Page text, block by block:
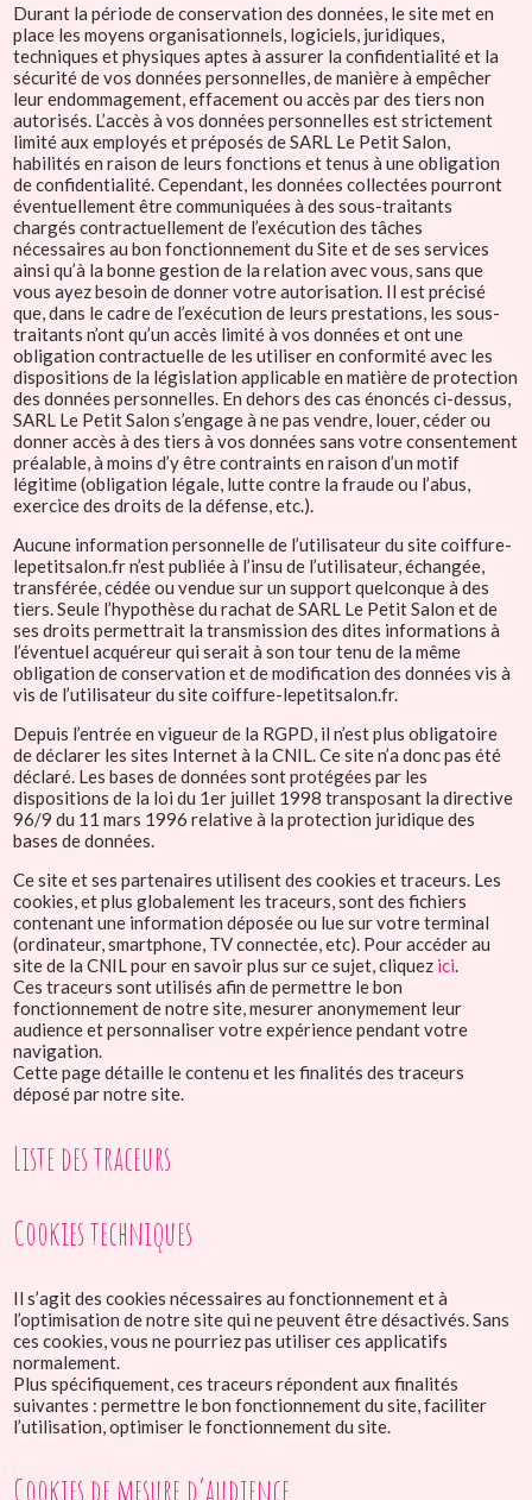
Durant la période de conservation des données, le site met en
place les moyens organisationnels, logiciels, juridiques,
techniques et physiques aptes à assurer la confidentialité et la
sécurité de vos données personnelles, de manière à empêcher
leur endommagement, effacement ou accès par des tiers non
autorisés. L’accès à vos données personnelles est strictement
limité aux employés et préposés de SARL Le Petit Salon,
habilités en raison de leurs fonctions et tenus à une obligation
de confidentialité. Cependant, les données collectées pourront
éventuellement être communiquées à des sous-traitants
chargés contractuellement de l’exécution des tâches
nécessaires au bon fonctionnement du Site et de ses services
ainsi qu’à la bonne gestion de la relation avec vous, sans que
vous ayez besoin de donner votre autorisation. Il est précisé
que, dans le cadre de l’exécution de leurs prestations, les sous-
traitants n’ont qu’un accès limité à vos données et ont une
obligation contractuelle de les utiliser en conformité avec les
dispositions de la législation applicable en matière de protection
des données personnelles. En dehors des cas énoncés ci-dessus,
SARL Le Petit Salon s’engage à ne pas vendre, louer, céder ou
donner accès à des tiers à vos données sans votre consentement
préalable, à moins d’y être contraints en raison d’un motif
légitime (obligation légale, lutte contre la fraude ou l’abus,
exercice des droits de la défense, etc.).
Aucune information personnelle de l’utilisateur du site coiffure-
lepetitsalon.fr n’est publiée à l’insu de l’utilisateur, échangée,
transférée, cédée ou vendue sur un support quelconque à des
tiers. Seule l’hypothèse du rachat de SARL Le Petit Salon et de
ses droits permettrait la transmission des dites informations à
l’éventuel acquéreur qui serait à son tour tenu de la même
obligation de conservation et de modification des données vis à
vis de l’utilisateur du site coiffure-lepetitsalon.fr.
Depuis l’entrée en vigueur de la RGPD, il n’est plus obligatoire
de déclarer les sites Internet à la CNIL. Ce site n’a donc pas été
déclaré. Les bases de données sont protégées par les
dispositions de la loi du 1er juillet 1998 transposant la directive
96/9 du 11 mars 1996 relative à la protection juridique des
bases de données.
Ce site et ses partenaires utilisent des cookies et traceurs. Les
cookies, et plus globalement les traceurs, sont des fichiers
contenant une information déposée ou lue sur votre terminal
(ordinateur, smartphone, TV connectée, etc). Pour accéder au
site de la CNIL pour en savoir plus sur ce sujet, cliquez ici
Ces traceurs sont utilisés afin de permettre le bon
fonctionnement de notre site, mesurer anonymement leur
audience et personnaliser votre expérience pendant votre
navigation.
Cette page détaille le contenu et les finalités des traceurs
déposé par notre site.
Liste des traceurs
Cookies techniques
Il s’agit des cookies nécessaires au fonctionnement et à
l’optimisation de notre site qui ne peuvent être désactivés. Sans
ces cookies, vous ne pourriez pas utiliser ces applicatifs
normalement.
Plus spécifiquement, ces traceurs répondent aux finalités
suivantes : permettre le bon fonctionnement du site, faciliter
l’utilisation, optimiser le fonctionnement du site.
Cookies de mesure d’audience